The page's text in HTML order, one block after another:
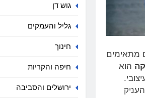
מתאימים
הוא
גוש דן
גליל והעמקים
חינוך
חיפה והקריות
ירושלים והסביבה